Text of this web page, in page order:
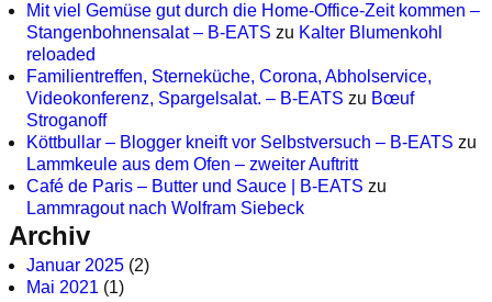
Mit viel Gemüse gut durch die Home-Office-Zeit kommen –
Stangenbohnensalat – B-EATS zu Kalter Blumenkohl
reloaded
Familientreffen, Sterneküche, Corona, Abholservice,
Videokonferenz, Spargelsalat. – B-EATS zu Bœuf
Stroganoff
Köttbullar – Blogger kneift vor Selbstversuch – B-EATS zu
Lammkeule aus dem Ofen – zweiter Auftritt
Café de Paris – Butter und Sauce | B-EATS zu
Lammragout nach Wolfram Siebeck
Archiv
Januar 2025 (2)
Mai 2021 (1)